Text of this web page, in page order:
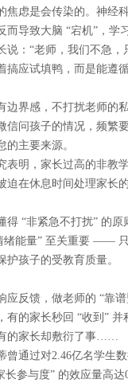
焦虑是会传染的。神
而导致大脑 “宕机”，学
说：“老师，我们不急
搞应试填鸭，而是能遵
边界感，不打扰老师的
信问孩子的情况，频
的主要来源。
表明，家长过高的非教
迫在休息时间处理家长
得 “非紧急不打扰” 的
绪能量” 至关重要 ——
护孩子的受教育质量。
应反馈，做老师的 “靠谱
有的家长秒回 “收到”
的家长却敷衍了事……
曾通过对2.46亿名学生
长参与度” 的效应量高